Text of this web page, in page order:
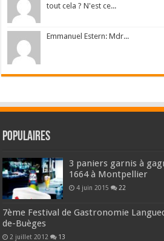
tout cela ? N'est ce...
Emmanuel Estern: Mdr...
Populaires
3 paniers garnis à
1664 à Montpellier
4 juin 2015 22
7ème Festival de Gastronomie
de-Buèges
2 juillet 2012 13